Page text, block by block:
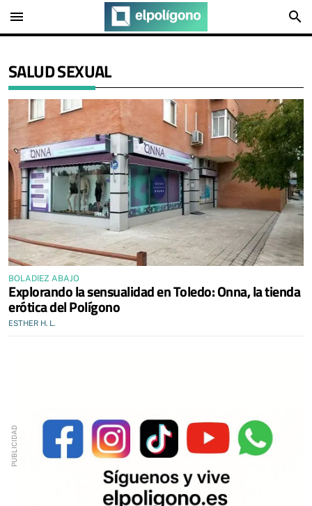
menu search
SALUD SEXUAL
BOLADIEZ ABAJO
Explorando la sensualidad en Toledo: Onna, la tienda
erótica del Polígono
ESTHER H. L.